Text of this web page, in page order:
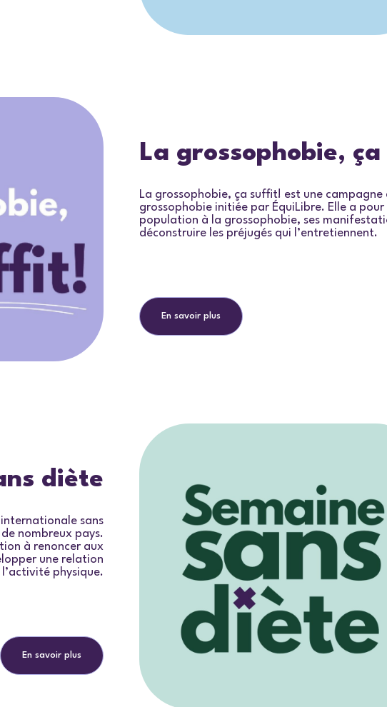
La grossophobie,
La grossophobie, ça suffit! est une campagne
grossophobie initiée par ÉquiLibre. Elle a
population à la grossophobie, ses
déconstruire les préjugés qui l’entretiennent.
En savoir plus
diète
sans
nombreux pays.
à renoncer aux
une relation
physique.
En savoir plus